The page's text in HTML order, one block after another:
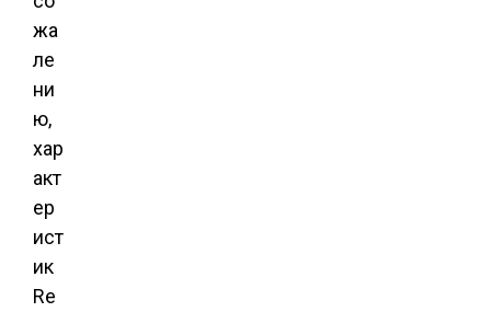
жа
ле
ни
ю,
хар
акт
ер
ист
ик
Re